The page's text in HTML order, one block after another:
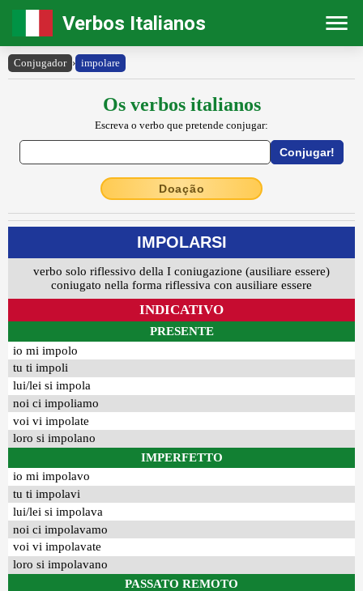
Verbos Italianos
Conjugador › impolare
Os verbos italianos
Escreva o verbo que pretende conjugar:
Doação
IMPOLARSI
verbo solo riflessivo della I coniugazione (ausiliare essere)
coniugato nella forma riflessiva con ausiliare essere
INDICATIVO
PRESENTE
io mi impolo
tu ti impoli
lui/lei si impola
noi ci impoliamo
voi vi impolate
loro si impolano
IMPERFETTO
io mi impolavo
tu ti impolavi
lui/lei si impolava
noi ci impolavamo
voi vi impolavate
loro si impolavano
PASSATO REMOTO